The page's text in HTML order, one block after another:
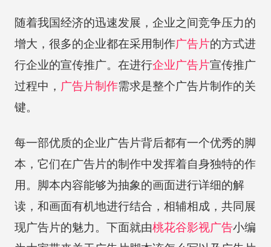
随着我国经济的迅速发展，企业之间竞争压力的
增大，很多的企业都在采用制作广告片的方式进
行企业的宣传推广。在进行企业广告片宣传推广
过程中， 广告片制作需求是整个广告片制作的关
键。
每一部优质的企业广告片背后都有一个优秀的脚
本，它们在广告片的制作中发挥着自身独特的作
用。脚本内容能够为抽象的画面进行详细的解
读，和画面有机地进行结合，相辅相成，共同展
现广告片的魅力。下面就由桃花谷影视广告小编